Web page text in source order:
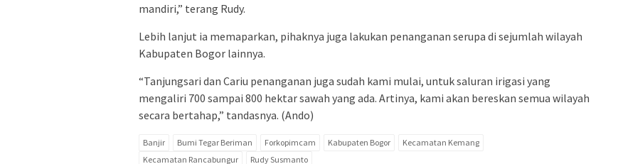
mandiri,” terang Rudy.
Lebih lanjut ia memaparkan, pihaknya juga lakukan penanganan serupa di sejumlah wilayah
Kabupaten Bogor lainnya.
“Tanjungsari dan Cariu penanganan juga sudah kami mulai, untuk saluran irigasi yang
mengaliri 700 sampai 800 hektar sawah yang ada. Artinya, kami akan bereskan semua wilayah
secara bertahap,” tandasnya. (Ando)
Banjir Bumi Tegar Beriman Forkopimcam Kabupaten Bogor
Kecamatan Kemang
Kecamatan Rancabungur
Rudy Susmanto